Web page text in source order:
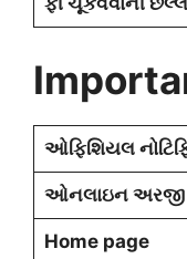
ઓફિશિયલ
ઓનલાઇન અરજી
Home page